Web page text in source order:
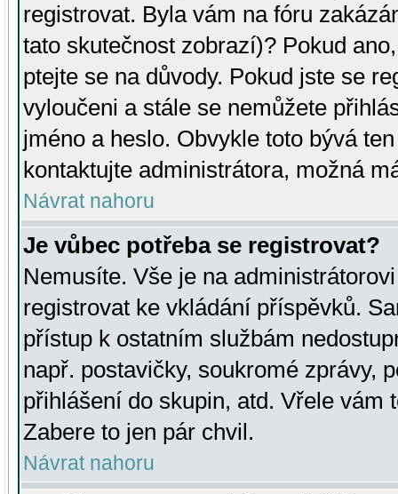
registrovat. Byla vám na fóru
tato skutečnost zobrazí)? Pokud
ptejte se na důvody. Pokud jste se
vyloučeni a stále se nemůžete
jméno a heslo. Obvykle toto bývá
kontaktujte administrátora, možná
Návrat nahoru
Je vůbec potřeba se registrovat?
Nemusíte. Vše je na
registrovat ke vkládání příspěvků.
přístup k ostatním službám
např. postavičky, soukromé zprávy,
přihlášení do skupin, atd. Vřele vám
Zabere to jen pár chvil.
Návrat nahoru